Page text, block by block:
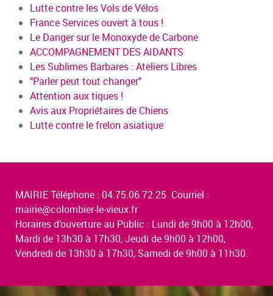
Lutte contre les Vols de Vélos
France Services ouvert à tous !
Le Danger sur le Monoxyde de Carbone
ACCOMPAGNEMENT DES AIDANTS
Les Sublimes Barbares : Ateliers Libres
"Parler peut tout changer"
Attention aux tiques !
Avis aux Propriétaires de Chiens
Lutte contre le frelon asiatique
MAIRIE Téléphone : 04.75.06.72.25 Courriel :
mairie@colombier-le-vieux.fr
Horaires d’ouverture au Public : Lundi de 9h00 à 12h00,
Mardi de 13h30 à 17h30, Jeudi de 9h00 à 12h00,
Vendredi de 13h30 à 17h30, Samedi de 9h00 à 11h30.